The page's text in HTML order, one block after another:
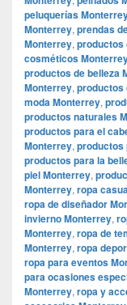
peluquerías
Monterrey, prendas
Monterrey, productos
cosméticos
productos de belleza
Monterrey, productos
moda Monterrey,
productos naturales
productos para el
Monterrey, productos
productos para la
piel Monterrey,
Monterrey, ropa
ropa de diseñador
invierno Monterrey,
Monterrey, ropa de
Monterrey, ropa
ropa para eventos
para ocasiones
Monterrey, ropa y